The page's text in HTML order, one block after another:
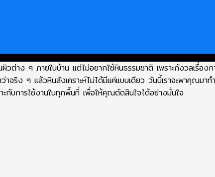
ต่าง ๆ ภายในบ้าน แต่ไม่อยากใช้หินธรรมชาติ เพราะกังวลเรื่อง
จริง ๆ แล้วหินสังเคราะห์ไม่ได้มีแค่แบบเดียว วันนี้เราจะพาคุณมาท
ะกับการใช้งานในทุกพื้นที่ เพื่อให้คุณตัดสินใจได้อย่างมั่นใจ